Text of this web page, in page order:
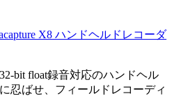
X8 ハンドヘルドレコーダ
bit float録音対応のハンドヘル
忍ばせ、フィールドレコーディ